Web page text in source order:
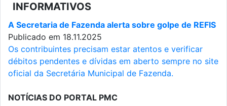
INFORMATIVOS
A Secretaria de Fazenda alerta sobre golpe de REFIS
Publicado em 18.11.2025
Os contribuintes precisam estar atentos e verificar
débitos pendentes e dívidas em aberto sempre no site
oficial da Secretária Municipal de Fazenda.
NOTÍCIAS DO PORTAL PMC